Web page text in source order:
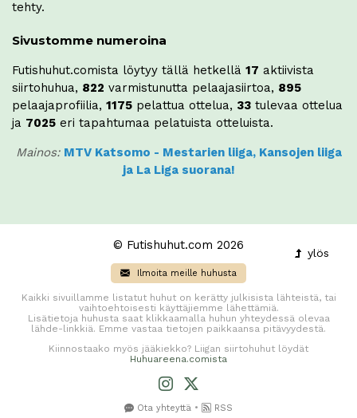
tehty.
Sivustomme numeroina
Futishuhut.comista löytyy tällä hetkellä 17 aktiivista
siirtohuhua, 822 varmistunutta pelaajasiirtoa, 895
pelaajaprofiilia, 1175 pelattua ottelua, 33 tulevaa ottelua
ja 7025 eri tapahtumaa pelatuista otteluista.
Mainos: MTV Katsomo - Mestarien liiga, Kansojen liiga
ja La Liga suorana!
ylös
© Futishuhut.com 2026
Ilmoita meille huhusta
Kaikki sivuillamme listatut huhut on kerätty julkisista lähteistä, tai
vaihtoehtoisesti käyttäjiemme lähettämiä.
Lisätietoja huhusta saat klikkaamalla huhun yhteydessä olevaa
lähde-linkkiä. Emme vastaa tietojen paikkaansa pitävyydestä.
Kiinnostaako myös jääkiekko? Liigan siirtohuhut löydät
Huhuareena.comista
Ota yhteyttä • RSS